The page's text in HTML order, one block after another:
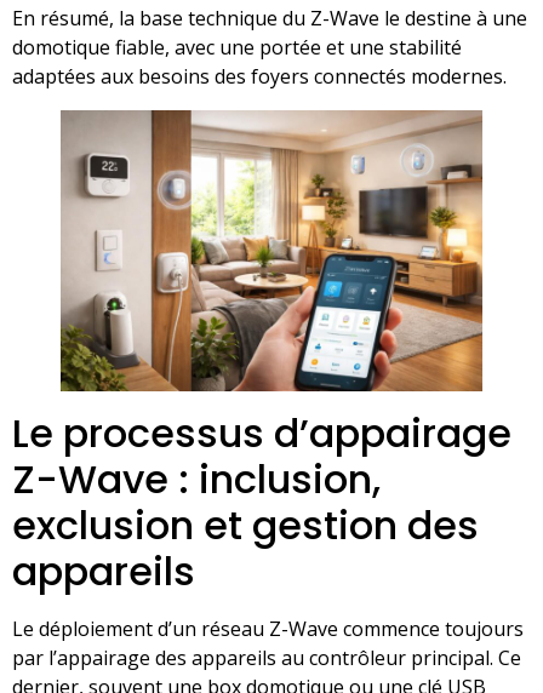
En résumé, la base technique du Z-Wave le destine à une
domotique fiable, avec une portée et une stabilité
adaptées aux besoins des foyers connectés modernes.
Le processus d’appairage
Z-Wave : inclusion,
exclusion et gestion des
appareils
Le déploiement d’un réseau Z-Wave commence toujours
par l’appairage des appareils au contrôleur principal. Ce
dernier, souvent une box domotique ou une clé USB